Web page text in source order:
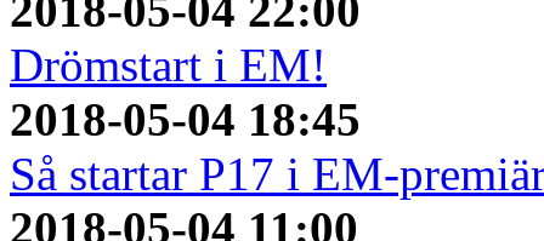
Drömstart i EM!
2018-05-04 18:45
Så startar P17 i EM-
2018-05-04 11:00